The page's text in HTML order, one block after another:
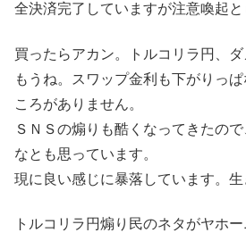
全決済完了していますが注意喚起と
買ったらアカン。トルコリラ円、ダ
もうね。スワップ金利も下がりっ
ころがありません。
ＳＮＳの煽りも酷くなってきたの
なとも思っています。
現に良い感じに暴落しています。生
トルコリラ円煽り民のネタがヤホ